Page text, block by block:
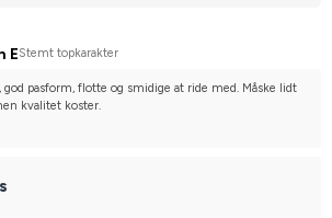
EStemt topkarakter
god pasform, flotte og smidige at ride med. Måske lidt
kvalitet koster.